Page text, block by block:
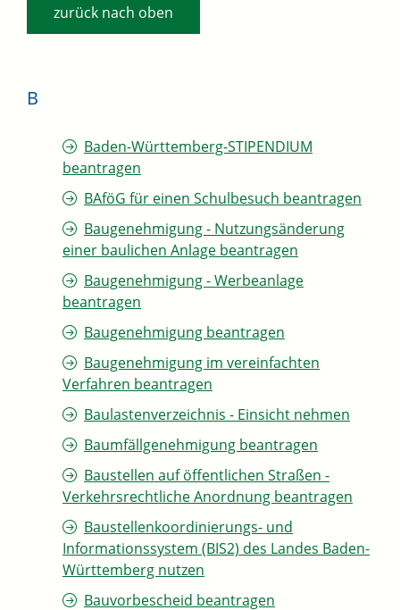
zurück nach oben
B
Baden-Württemberg-STIPENDIUM
beantragen
BAföG für einen Schulbesuch beantragen
Baugenehmigung - Nutzungsänderung
einer baulichen Anlage beantragen
Baugenehmigung - Werbeanlage
beantragen
Baugenehmigung beantragen
Baugenehmigung im vereinfachten
Verfahren beantragen
Baulastenverzeichnis - Einsicht nehmen
Baumfällgenehmigung beantragen
Baustellen auf öffentlichen Straßen -
Verkehrsrechtliche Anordnung beantragen
Baustellenkoordinierungs- und
Informationssystem (BIS2) des Landes Baden-
Württemberg nutzen
Bauvorbescheid beantragen